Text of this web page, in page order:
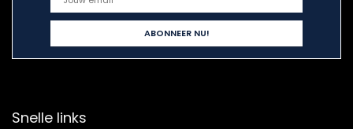
Snelle links